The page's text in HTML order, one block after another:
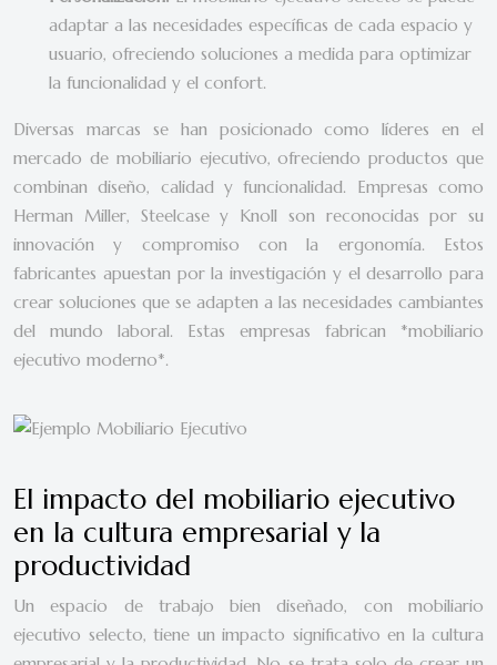
adaptar a las necesidades específicas de cada espacio y
usuario, ofreciendo soluciones a medida para optimizar
la funcionalidad y el confort.
Diversas marcas se han posicionado como líderes en el
mercado de mobiliario ejecutivo, ofreciendo productos que
combinan diseño, calidad y funcionalidad. Empresas como
Herman Miller, Steelcase y Knoll son reconocidas por su
innovación y compromiso con la ergonomía. Estos
fabricantes apuestan por la investigación y el desarrollo para
crear soluciones que se adapten a las necesidades cambiantes
del mundo laboral. Estas empresas fabrican *mobiliario
ejecutivo moderno*.
El impacto del mobiliario ejecutivo
en la cultura empresarial y la
productividad
Un espacio de trabajo bien diseñado, con mobiliario
ejecutivo selecto, tiene un impacto significativo en la cultura